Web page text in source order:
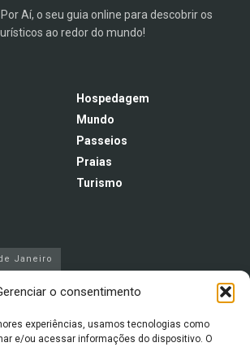
o consentimento
experiências, usamos tecnologias como
e/ou acessar informações do dispositivo. O
Aí, o seu guia online para descobrir os
ao redor do mundo!
Hospedagem
Mundo
Passeios
Praias
Turismo
Janeiro
de Janeiro com pouco dinheiro: como